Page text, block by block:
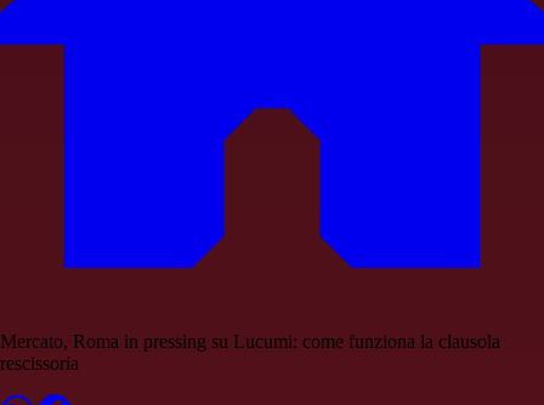
Mercato, Roma in pressing su Lucumi: come funziona la clausola
rescissoria